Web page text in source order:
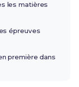
les matières
épreuves
première dans